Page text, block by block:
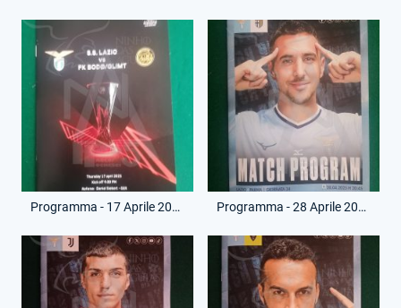
Programma - 17 Aprile 2025 - Europa League - Lazio-Bodo Glimt Programma - 28 Aprile 2025 - Campionato Serie A - Lazio-Parma